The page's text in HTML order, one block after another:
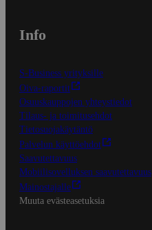
Info
S-Business yrityksille
Oiva-raportit
Osuuskauppojen yhteystiedot
Tilaus- ja toimitusehdot
Tietosuojakäytäntö
Palvelun käyttöehdot
Saavutettavuus
Mobiilisovelluksen saavutettavuus
Mainostajalle
Muuta evästeasetuksia